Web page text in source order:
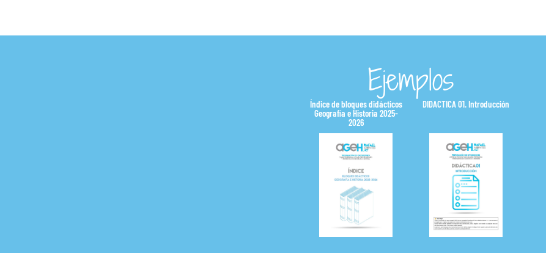
Ejemplos
Índice de bloques didácticos
Geografía e Historia 2025-
2026
DIDACTICA 01. Introducción